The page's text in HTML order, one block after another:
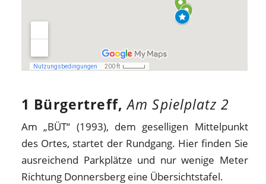
1 Bürgertreff,Am Spielplatz 2
Am „BÜT“ (1993), dem geselligen Mittelpunkt
des Ortes, startet der Rundgang. Hier finden Sie
ausreichend Parkplätze und nur wenige Meter
Richtung Donnersberg eine Übersichtstafel.